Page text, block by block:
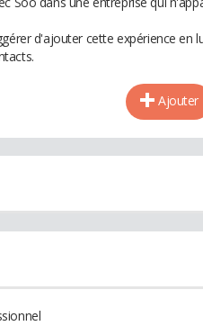
d'ajouter cette expérience en
Ajouter